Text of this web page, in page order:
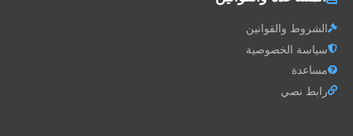
الشروط والقوانين
سياسة الخصوصية
مساعدة
رابط نصي